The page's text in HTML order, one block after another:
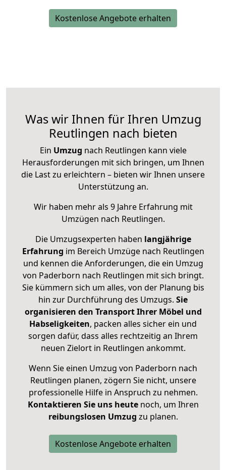
Kostenlose Angebote erhalten
Was wir Ihnen für Ihren Umzug
Reutlingen nach bieten
Ein Umzug nach Reutlingen kann viele
Herausforderungen mit sich bringen, um Ihnen
die Last zu erleichtern – bieten wir Ihnen unsere
Unterstützung an.
Wir haben mehr als 9 Jahre Erfahrung mit
Umzügen nach Reutlingen.
Die Umzugsexperten haben langjährige
Erfahrung im Bereich Umzüge nach Reutlingen
und kennen die Anforderungen, die ein Umzug
von Paderborn nach Reutlingen mit sich bringt.
Sie kümmern sich um alles, von der Planung bis
hin zur Durchführung des Umzugs. Sie
organisieren den Transport Ihrer Möbel und
Habseligkeiten, packen alles sicher ein und
sorgen dafür, dass alles rechtzeitig an Ihrem
neuen Zielort in Reutlingen ankommt.
Wenn Sie einen Umzug von Paderborn nach
Reutlingen planen, zögern Sie nicht, unsere
professionelle Hilfe in Anspruch zu nehmen.
Kontaktieren Sie uns heutenoch, um Ihren
reibungslosen Umzug zu planen.
Kostenlose Angebote erhalten